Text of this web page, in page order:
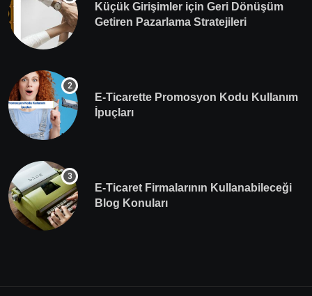
Küçük Girişimler için Geri Dönüşüm
Getiren Pazarlama Stratejileri
E-Ticarette Promosyon Kodu Kullanım
İpuçları
E-Ticaret Firmalarının Kullanabileceği
Blog Konuları